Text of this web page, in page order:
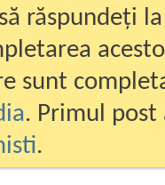
răspundeți
sunt
. Primul
.